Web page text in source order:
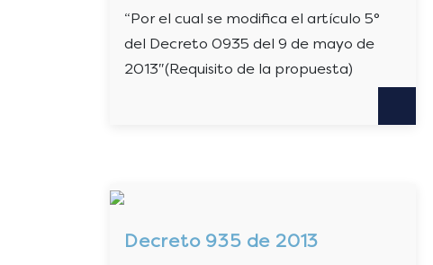
“Por el cual se modifica el artículo 5°
del Decreto 0935 del 9 de mayo de
2013″(Requisito de la propuesta)
Decreto 935 de 2013